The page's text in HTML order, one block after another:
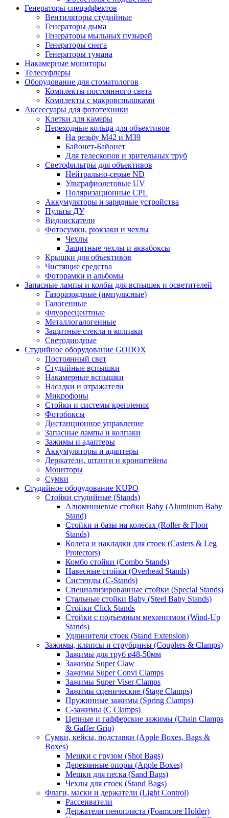
Генераторы спецэффектов
Вентиляторы студийные
Генераторы дыма
Генераторы мыльных пузырей
Генераторы снега
Генераторы тумана
Накамерные мониторы
Телесуфлеры
Оборудование для стоматологов
Комплекты постоянного света
Комплекты с макровспышками
Аксессуары для фототехники
Клетки для камеры
Переходные кольца для объективов
На резьбу М42 и М39
Байонет-Байонет
Для телескопов и зрительных труб
Светофильтры для объективов
Нейтрально-серые ND
Ультрафиолетовые UV
Поляризационные CPL
Аккумуляторы и зарядные устройства
Пульты ДУ
Видоискатели
Фотосумки, рюкзаки и чехлы
Чехлы
Защитные чехлы и аквабоксы
Крышки для объективов
Чистящие средства
Фоторамки и альбомы
Запасные лампы и колбы для вспышек и осветителей
Газоразрядные (импульсные)
Галогенные
Флуоресцентные
Металлогалогенные
Защитные стекла и колпаки
Светодиодные
Студийное оборудование GODOX
Постоянный свет
Студийные вспышки
Накамерные вспышки
Насадки и отражатели
Микрофоны
Стойки и системы крепления
Фотобоксы
Дистанционное управление
Запасные лампы и колпаки
Зажимы и адаптеры
Аккумуляторы и адаптеры
Держатели, штанги и кронштейны
Мониторы
Сумки
Студийное оборудование KUPO
Стойки студийные (Stands)
Алюминиевые стойки Baby (Aluminum Baby
Stand)
Стойки и базы на колесах (Roller & Floor
Stands)
Колеса и накладки для стоек (Casters & Leg
Protectors)
Комбо стойки (Combo Stands)
Навесные стойки (Overhead Stands)
Систенды (C-Stands)
Специализированные стойки (Special Stands)
Стальные стойки Baby (Steel Baby Stands)
Стойки Click Stands
Стойки с подъемным механизмом (Wind-Up
Stands)
Удлинители стоек (Stand Extension)
Зажимы, клипсы и струбцины (Couplers & Clamps)
Зажимы для труб ø48-50мм
Зажимы Super Claw
Зажимы Super Convi Clamps
Зажимы Super Viser Clamps
Зажимы сценические (Stage Clamps)
Пружинные зажимы (Spring Clamps)
С-зажимы (C Clamps)
Цепные и гафферские зажимы (Chain Clamps
& Gaffer Grip)
Сумки, кейсы, подставки (Apple Boxes, Bags &
Boxes)
Мешки с грузом (Shot Bags)
Деревянные опоры (Apple Boxes)
Мешки для песка (Sand Bags)
Чехлы для стоек (Stand Bags)
Флаги, маски и держатели (Light Control)
Рассеиватели
Держатели пенопласта (Foamcore Holder)